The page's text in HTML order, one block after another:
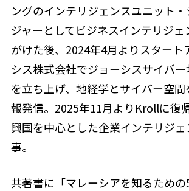
ングのインテリジェンスユニット
ジャーとしてビジネスインテリジ
がけた後、2024年4月よりスタート
シス株式会社でジョーシスサイバ
を立ち上げ、地経学とサイバー空
報発信。2025年11月よりKrollに復
興国を中心とした企業インテリジ
事。
共著書に「マレーシアを知るため